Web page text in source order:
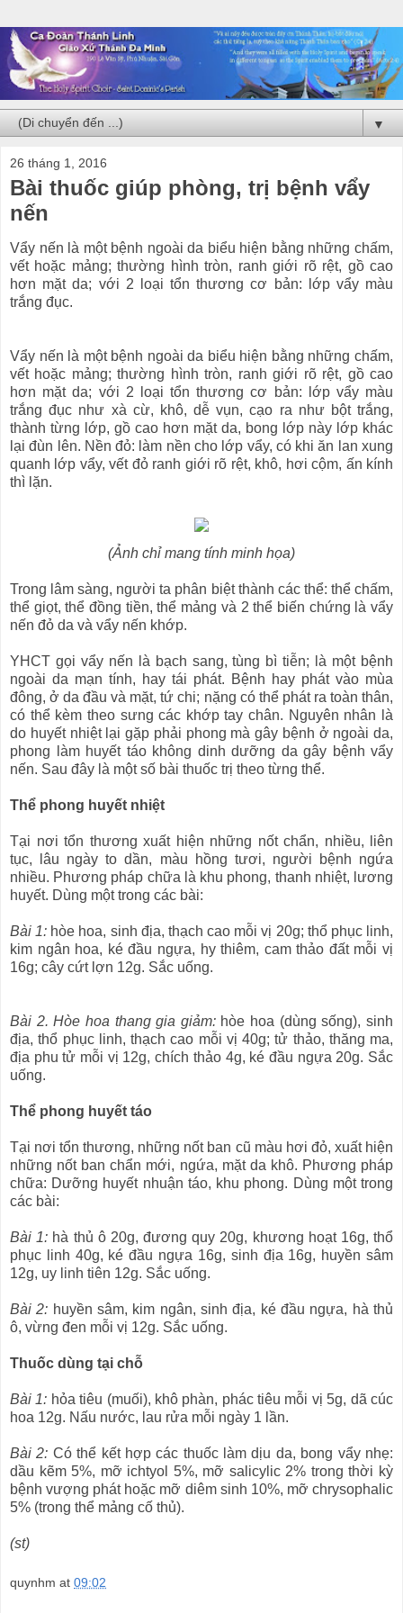
▼
26 tháng 1, 2016
Bài thuốc giúp phòng, trị bệnh vẩy
nến
Vẩy nến là một bệnh ngoài da biểu hiện bằng những chấm,
vết hoặc mảng; thường hình tròn, ranh giới rõ rệt, gồ cao
hơn mặt da; với 2 loại tổn thương cơ bản: lớp vẩy màu
trắng đục.
Vẩy nến là một bệnh ngoài da biểu hiện bằng những chấm,
vết hoặc mảng; thường hình tròn, ranh giới rõ rệt, gồ cao
hơn mặt da; với 2 loại tổn thương cơ bản: lớp vẩy màu
trắng đục như xà cừ, khô, dễ vụn, cạo ra như bột trắng,
thành từng lớp, gồ cao hơn mặt da, bong lớp này lớp khác
lại đùn lên. Nền đỏ: làm nền cho lớp vẩy, có khi ăn lan xung
quanh lớp vẩy, vết đỏ ranh giới rõ rệt, khô, hơi cộm, ấn kính
thì lặn.
(Ảnh chỉ mang tính minh họa)
Trong lâm sàng, người ta phân biệt thành các thể: thể chấm,
thể giọt, thể đồng tiền, thể mảng và 2 thể biến chứng là vẩy
nến đỏ da và vẩy nến khớp.
YHCT gọi vẩy nến là bạch sang, tùng bì tiễn; là một bệnh
ngoài da mạn tính, hay tái phát. Bệnh hay phát vào mùa
đông, ở da đầu và mặt, tứ chi; nặng có thể phát ra toàn thân,
có thể kèm theo sưng các khớp tay chân. Nguyên nhân là
do huyết nhiệt lại gặp phải phong mà gây bệnh ở ngoài da,
phong làm huyết táo không dinh dưỡng da gây bệnh vẩy
nến. Sau đây là một số bài thuốc trị theo từng thể.
Thể phong huyết nhiệt
Tại nơi tổn thương xuất hiện những nốt chẩn, nhiều, liên
tục, lâu ngày to dần, màu hồng tươi, người bệnh ngứa
nhiều. Phương pháp chữa là khu phong, thanh nhiệt, lương
huyết. Dùng một trong các bài:
Bài 1: hòe hoa, sinh địa, thạch cao mỗi vị 20g; thổ phục linh,
kim ngân hoa, ké đầu ngựa, hy thiêm, cam thảo đất mỗi vị
16g; cây cứt lợn 12g. Sắc uống.
Bài 2. Hòe hoa thang gia giảm: hòe hoa (dùng sống), sinh
địa, thổ phục linh, thạch cao mỗi vị 40g; tử thảo, thăng ma,
địa phu tử mỗi vị 12g, chích thảo 4g, ké đầu ngựa 20g. Sắc
uống.
Thể phong huyết táo
Tại nơi tổn thương, những nốt ban cũ màu hơi đỏ, xuất hiện
những nốt ban chẩn mới, ngứa, mặt da khô. Phương pháp
chữa: Dưỡng huyết nhuận táo, khu phong. Dùng một trong
các bài:
Bài 1: hà thủ ô 20g, đương quy 20g, khương hoạt 16g, thổ
phục linh 40g, ké đầu ngựa 16g, sinh địa 16g, huyền sâm
12g, uy linh tiên 12g. Sắc uống.
Bài 2: huyền sâm, kim ngân, sinh địa, ké đầu ngựa, hà thủ
ô, vừng đen mỗi vị 12g. Sắc uống.
Thuốc dùng tại chỗ
Bài 1: hỏa tiêu (muối), khô phàn, phác tiêu mỗi vị 5g, dã cúc
hoa 12g. Nấu nước, lau rửa mỗi ngày 1 lần.
Bài 2: Có thể kết hợp các thuốc làm dịu da, bong vẩy nhẹ:
dầu kẽm 5%, mỡ ichtyol 5%, mỡ salicylic 2% trong thời kỳ
bệnh vượng phát hoặc mỡ diêm sinh 10%, mỡ chrysophalic
5% (trong thể mảng cố thủ).
(st)
quynhm at 09:02